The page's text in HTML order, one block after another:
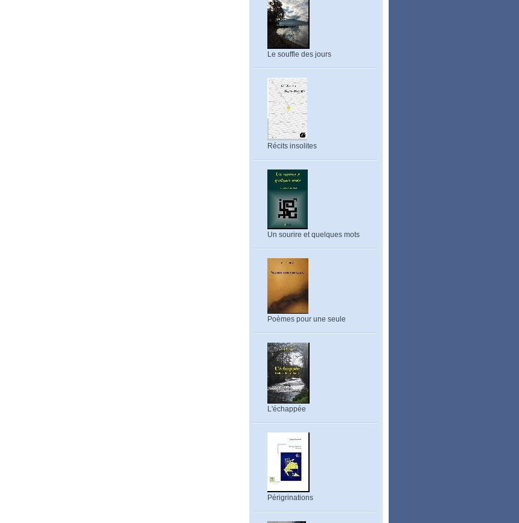
Le souffle des jours
Récits insolites
Un sourire et quelques mots
Poèmes pour une seule
L'échappée
Périgrinations